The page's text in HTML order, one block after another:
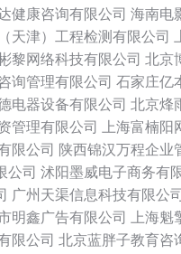
健康咨询有限公司 海南电
天津）工程检测有限公司
黎网络科技有限公司 北京
询管理有限公司 石家庄亿
电器设备有限公司 北京烽
管理有限公司
上海富楠阳
限公司 陕西锦汉万程企业
公司 沭阳墨威电子商务有
广州天渠信息科技有限公司
明鑫广告有限公司
上海
限公司 北京蓝胖子教育咨